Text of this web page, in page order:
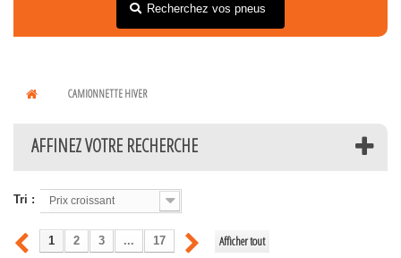
Recherchez vos pneus
CAMIONNETTE HIVER
AFFINEZ VOTRE RECHERCHE
Tri : Prix croissant
Afficher tout
1 2 3 ... 17